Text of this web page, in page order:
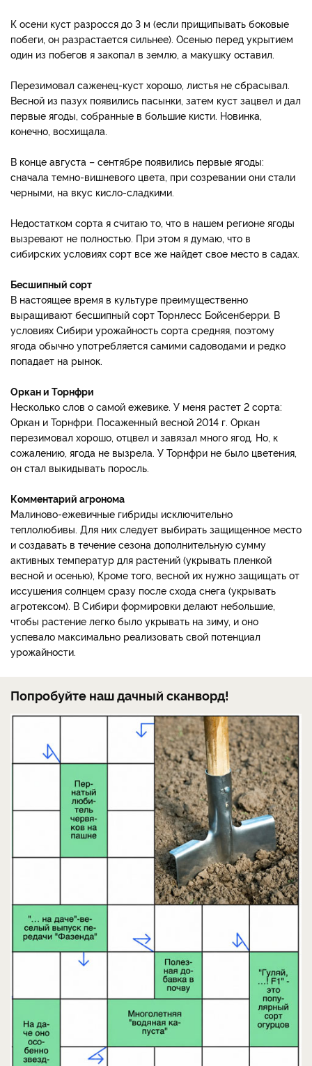
К осени куст разросся до 3 м (если прищипывать боковые
побеги, он разрастается сильнее). Осенью перед укрытием
один из побегов я закопал в землю, а макушку оставил.
Перезимовал саженец-куст хорошо, листья не сбрасывал.
Весной из пазух появились пасынки, затем куст зацвел и дал
первые ягоды, собранные в большие кисти. Новинка,
конечно, восхищала.
В конце августа – сентябре появились первые ягоды:
сначала темно-вишневого цвета, при созревании они стали
черными, на вкус кисло-сладкими.
Недостатком сорта я считаю то, что в нашем регионе ягоды
вызревают не полностью. При этом я думаю, что в
сибирских условиях сорт все же найдет свое место в садах.
Бесшипный сорт
В настоящее время в культуре преимущественно
выращивают бесшипный сорт Торнлесс Бойсенберри. В
условиях Сибири урожайность сорта средняя, поэтому
ягода обычно употребляется самими садоводами и редко
попадает на рынок.
Оркан и Торнфри
Несколько слов о самой ежевике. У меня растет 2 сорта:
Оркан и Торнфри. Посаженный весной 2014 г. Оркан
перезимовал хорошо, отцвел и завязал много ягод. Но, к
сожалению, ягода не вызрела. У Торнфри не было цветения,
он стал выкидывать поросль.
Комментарий агронома
Малиново-ежевичные гибриды исключительно
теплолюбивы. Для них следует выбирать защищенное место
и создавать в течение сезона дополнительную сумму
активных температур для растений (укрывать пленкой
весной и осенью), Кроме того, весной их нужно защищать от
иссушения солнцем сразу после схода снега (укрывать
агротексом). В Сибири формировки делают небольшие,
чтобы растение легко было укрывать на зиму, и оно
успевало максимально реализовать свой потенциал
урожайности.
Попробуйте наш дачный сканворд!